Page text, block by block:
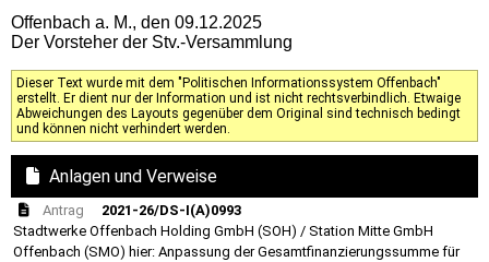
Offenbach a. M., den 09.12.2025
Der Vorsteher der Stv.-Versammlung
Dieser Text wurde mit dem "Politischen Informationssystem Offenbach"
erstellt. Er dient nur der Information und ist nicht rechtsverbindlich. Etwaige
Abweichungen des Layouts gegenüber dem Original sind technisch bedingt
und können nicht verhindert werden.
Anlagen und Verweise
Antrag
2021-26/DS-I(A)0993
Stadtwerke Offenbach Holding GmbH (SOH) / Station Mitte GmbH
Offenbach (SMO) hier: Anpassung der Gesamtfinanzierungssumme für